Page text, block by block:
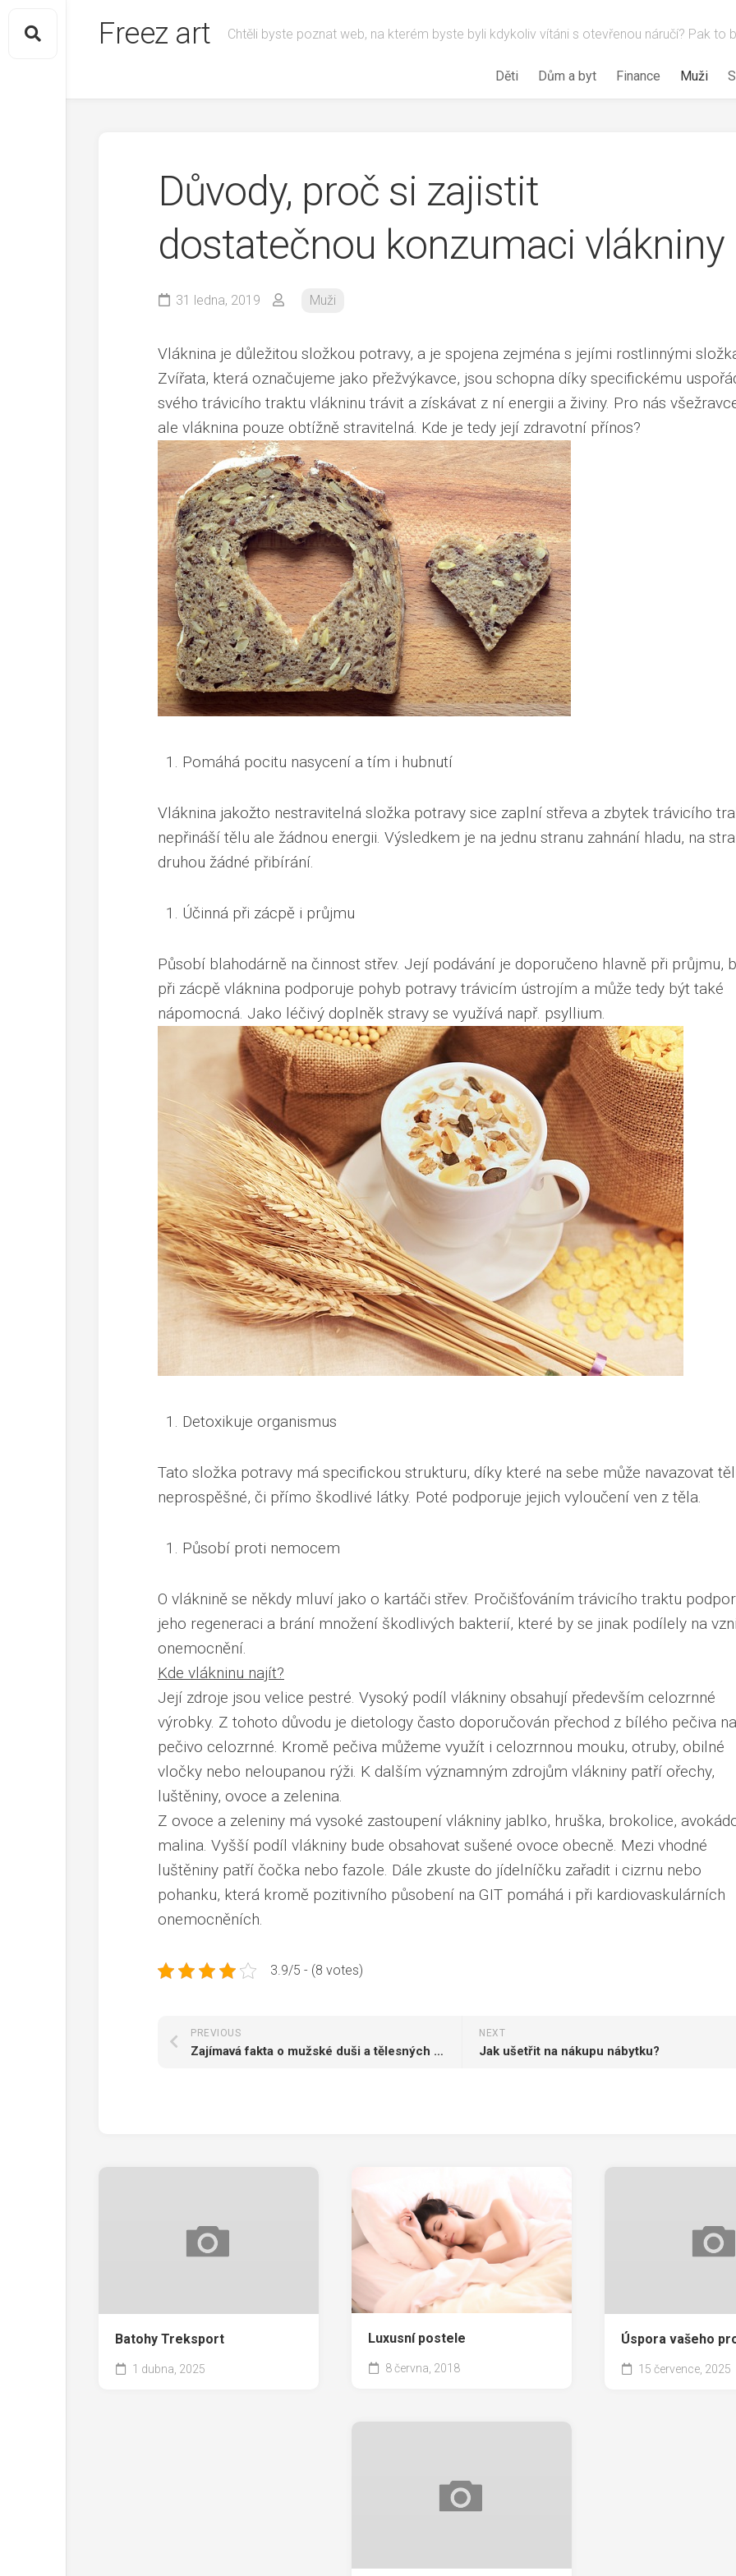
content
Freez art Chtěli byste poznat web, na kterém byste byli kdykoliv vítáni s otevřenou náručí? Pak to
Děti Dům a byt Finance Muži
Důvody, proč si zajistit
dostatečnou konzumaci vlákniny
31 ledna, 2019 Muži
Vláknina je důležitou složkou potravy, a je spojena zejména s jejími rostlinnými
Zvířata, která označujeme jako přežvýkavce, jsou schopna díky specifickému
svého trávicího traktu vlákninu trávit a získávat z ní energii a živiny. Pro nás
ale vláknina pouze obtížně stravitelná. Kde je tedy její zdravotní přínos?
Pomáhá pocitu nasycení a tím i hubnutí
Vláknina jakožto nestravitelná složka potravy sice zaplní střeva a zbytek trávicího
nepřináší tělu ale žádnou energii. Výsledkem je na jednu stranu zahnání hladu, na
druhou žádné přibírání.
Účinná při zácpě i průjmu
Působí blahodárně na činnost střev. Její podávání je doporučeno hlavně při průjmu,
při zácpě vláknina podporuje pohyb potravy trávicím ústrojím a může tedy být také
nápomocná. Jako léčivý doplněk stravy se využívá např. psyllium.
Detoxikuje organismus
Tato složka potravy má specifickou strukturu, díky které na sebe může navazovat
neprospěšné, či přímo škodlivé látky. Poté podporuje jejich vyloučení ven z těla.
Působí proti nemocem
O vláknině se někdy mluví jako o kartáči střev. Pročišťováním trávicího traktu
jeho regeneraci a brání množení škodlivých bakterií, které by se jinak podílely na
onemocnění.
Kde vlákninu najít?
Její zdroje jsou velice pestré. Vysoký podíl vlákniny obsahují především celozrnné
výrobky. Z tohoto důvodu je dietology často doporučován přechod z bílého pečiva na
pečivo celozrnné. Kromě pečiva můžeme využít i celozrnnou mouku, otruby, obilné
vločky nebo neloupanou rýži. K dalším významným zdrojům vlákniny patří ořechy,
luštěniny, ovoce a zelenina.
Z ovoce a zeleniny má vysoké zastoupení vlákniny jablko, hruška, brokolice,
malina. Vyšší podíl vlákniny bude obsahovat sušené ovoce obecně. Mezi vhodné
luštěniny patří čočka nebo fazole. Dále zkuste do jídelníčku zařadit i cizrnu nebo
pohanku, která kromě pozitivního působení na GIT pomáhá i při kardiovaskulárních
onemocněních.
3.9/5 - (8 votes)
NEXT
Jak ušetřit na nákupu nábytku?
PREVIOUS
Zajímavá fakta o mužské duši a tělesných přednostech
Batohy Treksport
1 dubna, 2025
Luxusní postele
8 června, 2018
Úspora vašeho
15 července, 2025